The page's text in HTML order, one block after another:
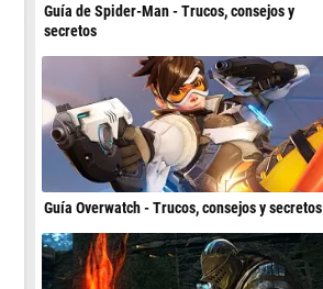
Guía de Spider-Man - Trucos, consejos y
secretos
Guía Overwatch - Trucos, consejos y secretos